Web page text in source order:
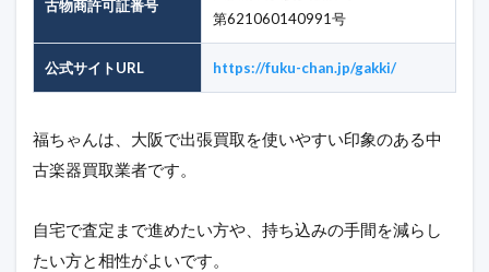
古物商許可証番号
第621060140991号
公式サイトURL https://fuku-chan.jp/gakki/
福ちゃんは、大阪で出張買取を使いやすい印象のある中
古楽器買取業者です。
自宅で査定まで進めたい方や、持ち込みの手間を減らし
たい方と相性がよいです。